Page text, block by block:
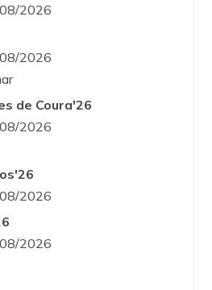
2026
2026
de Coura'26
2026
2026
2026